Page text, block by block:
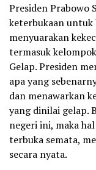
Presiden Prabowo
keterbukaan untuk
menyuarakan
termasuk
Gelap. Presiden
apa yang
dan menawarkan
yang dinilai gelap.
negeri ini, maka
terbuka semata,
secara nyata.